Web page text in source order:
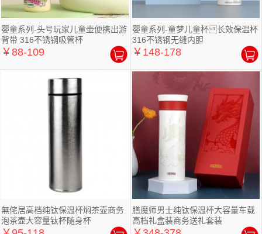
婴童系列-头号玩家儿童壶便携出游
背带 316不锈钢吸管杯
￥88-109
婴童系列-童梦儿童杯 长效保温杯
316不锈钢无缝内胆
￥148-178
無侘居高档纯钛保温杯焖茶壶商务
泡茶壶大容量钛杯随身杯
膳魔师男士纯钛保温杯大容量车载
高档礼盒装商务送礼套装